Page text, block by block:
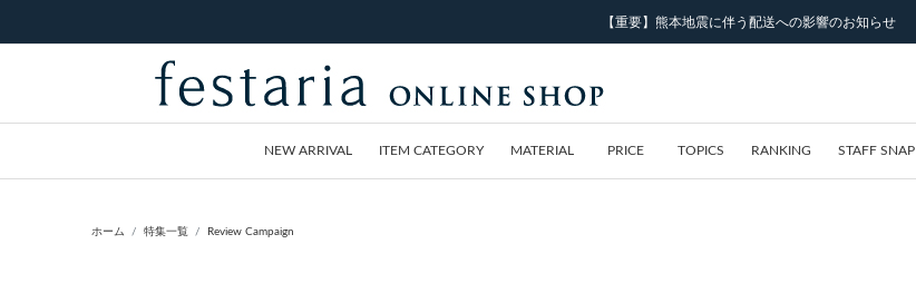
【重要】熊本地震に伴う配送への影響のお知らせ
NEW ARRIVAL ITEM CATEGORY MATERIAL PRICE TOPICS RANKING STAFF SNAP
ホーム 特集一覧 Review Campaign